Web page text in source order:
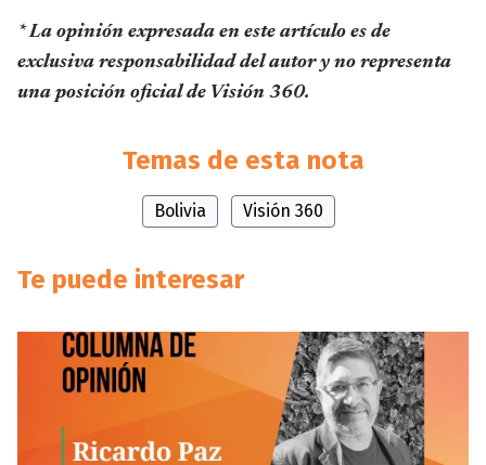
* La opinión expresada en este artículo es de
exclusiva responsabilidad del autor y no representa
una posición oficial de Visión 360.
Temas de esta nota
Bolivia Visión 360
Te puede interesar